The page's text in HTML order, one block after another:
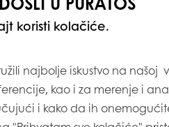
koristi kolačiće.
najbolje iskustvo na našoj
kao i za merenje i
i kako da ih